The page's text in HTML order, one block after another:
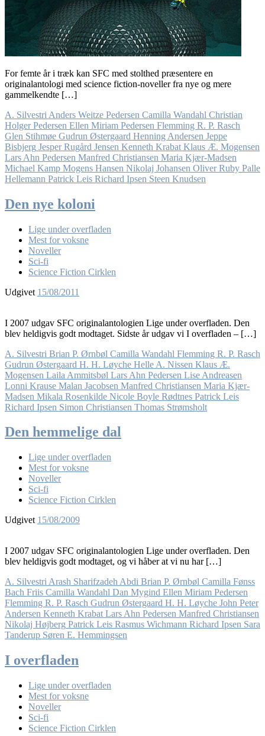
For femte år i træk kan SFC med stolthed præsentere en
originalantologi med science fiction-noveller fra nye og mere
gammelkendte […]
A. Silvestri Anders Weitze Pedersen Camilla Wandahl Christian
Holger Pedersen Ellen Miriam Pedersen Flemming R. P. Rasch
Glen Stihmøe Gudrun Østergaard Henning Andersen Jeppe
Bisbjerg Jesper Rugård Jensen Kenneth Krabat Klaus Æ. Mogensen
Lars Ahn Pedersen Manfred Christiansen Maria Kjær-Madsen
Michael Kamp Mogens Hansen Nikolaj Johansen Oliver Ruby Palle
Hellemann Patrick Leis Richard Ipsen Steen Knudsen
Den nye koloni
Lige under overfladen
Mest for voksne
Noveller
Sci-fi
Science Fiction Cirklen
Udgivet 15/08/2011
I 2007 udgav SFC originalantologien Lige under overfladen. Den
blev heldigvis godt modtaget. Sidste år udgav vi I overfladen – […]
A. Silvestri Brian P. Ørnbøl Camilla Wandahl Flemming R. P. Rasch
Gudrun Østergaard H. H. Løyche Helle A. Nissen Klaus Æ.
Mogensen Laila Ammitsbøl Lars Ahn Pedersen Lise Andreasen
Lonni Krause Malan Jacobsen Manfred Christiansen Maria Kjær-
Madsen Mikala Rosenkilde Nicole Boyle Rødtnes Patrick Leis
Richard Ipsen Simon Christiansen Thomas Strømsholt
Den hemmelige dal
Lige under overfladen
Mest for voksne
Noveller
Sci-fi
Science Fiction Cirklen
Udgivet 15/08/2009
I 2007 udgav SFC originalantologien Lige under overfladen. Den
blev heldigvis godt modtaget, og vi håber at vi nu har […]
A. Silvestri Arash Sharifzadeh Abdi Brian P. Ørnbøl Camilla Fønss
Bach Friis Camilla Wandahl Dan Mygind Ellen Miriam Pedersen
Flemming R. P. Rasch Gudrun Østergaard H. H. Løyche John Peter
Andersen Kenneth Krabat Lars Ahn Pedersen Manfred Christiansen
Nikolaj Højberg Patrick Leis Rasmus Wichmann Richard Ipsen Sara
Tanderup Søren E. Hemmingsen
I overfladen
Lige under overfladen
Mest for voksne
Noveller
Sci-fi
Science Fiction Cirklen